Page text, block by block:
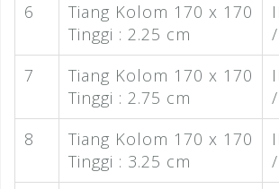
6
Tiang Kolom 170 x 170
Tinggi : 2.25 cm
7
Tiang Kolom 170 x 170
Tinggi : 2.75 cm
8
Tiang Kolom 170 x 170
Tinggi : 3.25 cm